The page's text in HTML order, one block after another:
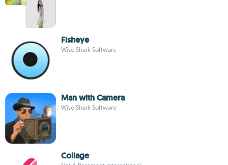
Fisheye
Wise Shark Software
Man with Camera
Wise Shark Software
Collage